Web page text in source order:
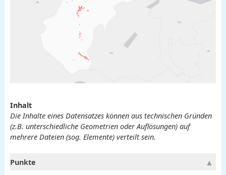
Inhalt
Die Inhalte eines Datensatzes können aus technischen Gründen
(z.B. unterschiedliche Geometrien oder Auflösungen) auf
mehrere Dateien (sog. Elemente) verteilt sein.
Punkte